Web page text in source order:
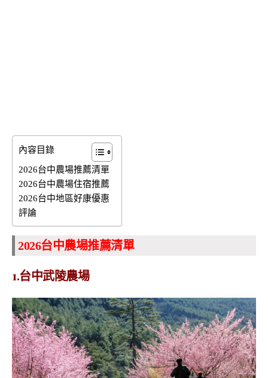
內容目錄
2026台中農場推薦清單
2026台中農場住宿推薦
2026台中地區好康優惠
評論
2026台中農場推薦清單
1.台中武陵農場